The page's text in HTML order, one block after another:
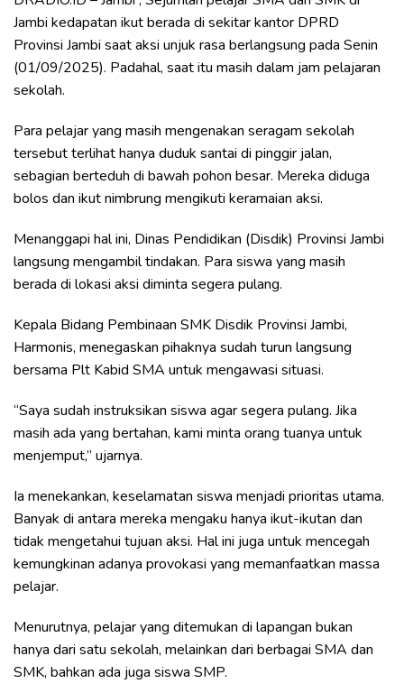
Jambi kedapatan ikut berada di sekitar kantor DPRD
Provinsi Jambi saat aksi unjuk rasa berlangsung pada Senin
(01/09/2025). Padahal, saat itu masih dalam jam pelajaran
sekolah.
Para pelajar yang masih mengenakan seragam sekolah
tersebut terlihat hanya duduk santai di pinggir jalan,
sebagian berteduh di bawah pohon besar. Mereka diduga
bolos dan ikut nimbrung mengikuti keramaian aksi.
Menanggapi hal ini, Dinas Pendidikan (Disdik) Provinsi Jambi
langsung mengambil tindakan. Para siswa yang masih
berada di lokasi aksi diminta segera pulang.
Kepala Bidang Pembinaan SMK Disdik Provinsi Jambi,
Harmonis, menegaskan pihaknya sudah turun langsung
bersama Plt Kabid SMA untuk mengawasi situasi.
“Saya sudah instruksikan siswa agar segera pulang. Jika
masih ada yang bertahan, kami minta orang tuanya untuk
menjemput,” ujarnya.
Ia menekankan, keselamatan siswa menjadi prioritas utama.
Banyak di antara mereka mengaku hanya ikut-ikutan dan
tidak mengetahui tujuan aksi. Hal ini juga untuk mencegah
kemungkinan adanya provokasi yang memanfaatkan massa
pelajar.
Menurutnya, pelajar yang ditemukan di lapangan bukan
hanya dari satu sekolah, melainkan dari berbagai SMA dan
SMK, bahkan ada juga siswa SMP.